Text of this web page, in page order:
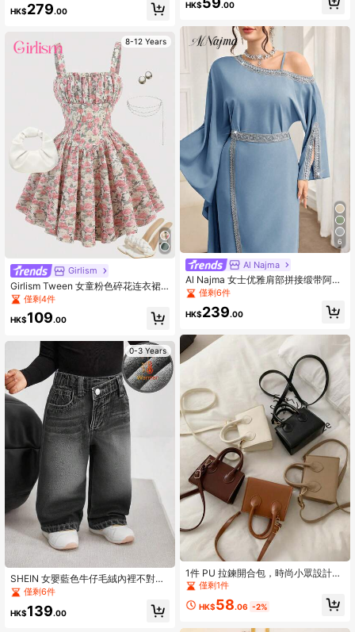
和无袖连衣裙套装
HK$279.00
8-12 Years
Girlism
Girlism Tween 女童粉色碎花连衣裙
满身花卉印花 褶皱胸围可爱吊带连衣
裙，生日礼物
僅剩4件
HK$109.00
0-3 Years
SHEIN 女嬰藍色牛仔毛絨內裡不對稱
腰頭寬鬆秋冬長褲
僅剩6件
HK$139.00
HK$ .00
6
Al Najma
Al Najma 女士优雅肩部拼接缎带阿拉
伯风格连衣裙，秋季
僅剩6件
HK$239.00
1件 PU 拉鍊開合包，時尚小眾設計，
極簡迷你手提包，正方形包，韓系風
格，多功能緊湊斜挎/單肩包，休閒舒
適可調節肩帶，光滑長款，百搭，適
僅剩1件
HK$58.06 -2%